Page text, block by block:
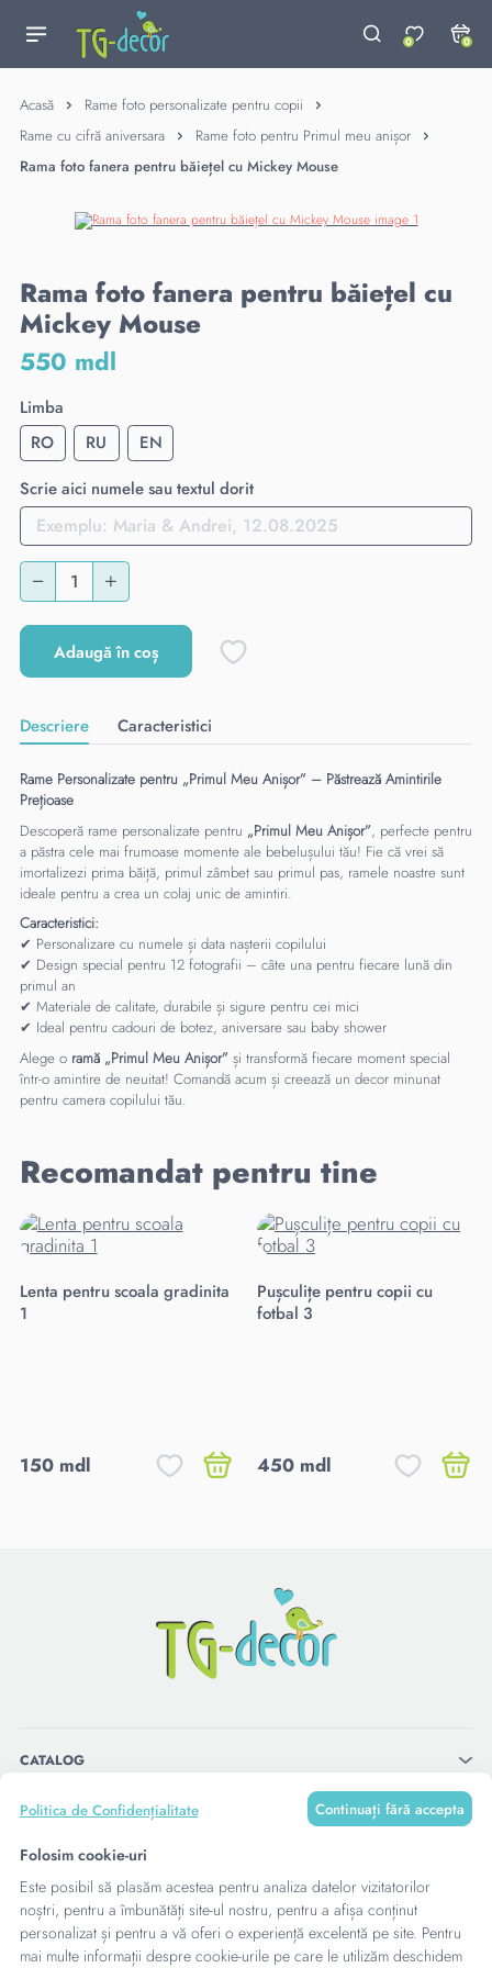
0 0
Acasă
Rame foto personalizate pentru copii
Rame cu cifră aniversara
Rame foto pentru Primul meu anișor
Rama foto fanera pentru băiețel cu Mickey Mouse
Rama foto fanera pentru băiețel cu
Mickey Mouse
550 mdl
Limba
RO
RU
EN
Scrie aici numele sau textul dorit
Adaugă în coș
Descriere Caracteristici
Rame Personalizate pentru „Primul Meu Anișor” – Păstrează Amintirile
Prețioase
Descoperă rame personalizate pentru „Primul Meu Anișor”, perfecte pentru
a păstra cele mai frumoase momente ale bebelușului tău! Fie că vrei să
imortalizezi prima băiță, primul zâmbet sau primul pas, ramele noastre sunt
ideale pentru a crea un colaj unic de amintiri.
Caracteristici:
✔ Personalizare cu numele și data nașterii copilului
✔ Design special pentru 12 fotografii – câte una pentru fiecare lună din
primul an
✔ Materiale de calitate, durabile și sigure pentru cei mici
✔ Ideal pentru cadouri de botez, aniversare sau baby shower
Alege o ramă „Primul Meu Anișor”și transformă fiecare moment special
într-o amintire de neuitat! Comandă acum și creează un decor minunat
pentru camera copilului tău.
Recomandat pentru tine
Lenta pentru scoala gradinita
1
150 mdl
Pușculițe pentru copii cu
fotbal 3
450 mdl
CATALOG
CONTACTE
Politica de Confidențialitate Continuați fără accepta
Folosim cookie-uri
Este posibil să plasăm acestea pentru analiza datelor vizitatorilor
noștri, pentru a îmbunătăți site-ul nostru, pentru a afișa conținut
personalizat și pentru a vă oferi o experiență excelentă pe site. Pentru
mai multe informații despre cookie-urile pe care le utilizăm deschidem